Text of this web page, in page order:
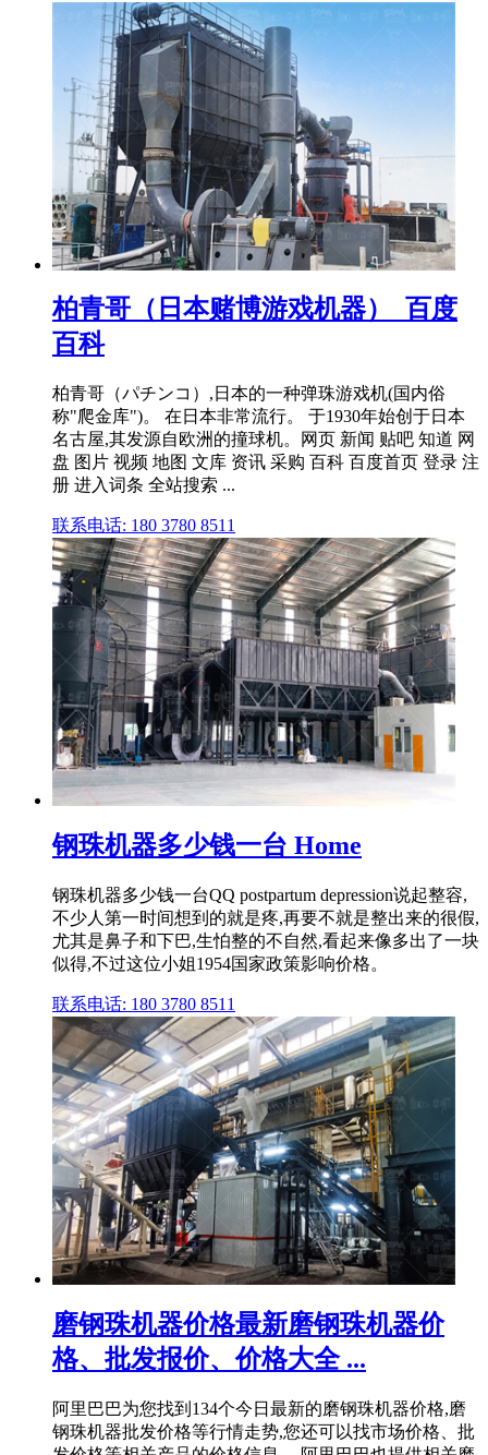
柏青哥（日本赌博游戏机器）_百度
百科
柏青哥（パチンコ）,日本的一种弹珠游戏机(国内俗
称"爬金库")。 在日本非常流行。 于1930年始创于日本
名古屋,其发源自欧洲的撞球机。网页 新闻 贴吧 知道 网
盘 图片 视频 地图 文库 资讯 采购 百科 百度首页 登录 注
册 进入词条 全站搜索 ...
联系电话: 180 3780 8511
钢珠机器多少钱一台 Home
钢珠机器多少钱一台QQ postpartum depression说起整容,
不少人第一时间想到的就是疼,再要不就是整出来的很假,
尤其是鼻子和下巴,生怕整的不自然,看起来像多出了一块
似得,不过这位小姐1954国家政策影响价格。
联系电话: 180 3780 8511
磨钢珠机器价格最新磨钢珠机器价
格、批发报价、价格大全 ...
阿里巴巴为您找到134个今日最新的磨钢珠机器价格,磨
钢珠机器批发价格等行情走势,您还可以找市场价格、批